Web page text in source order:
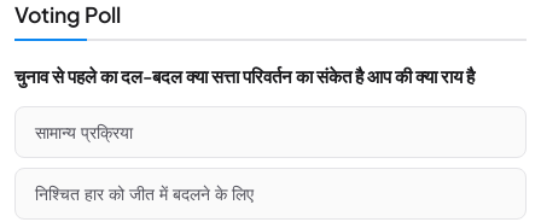
Voting Poll
चुनाव से पहले का दल-बदल क्या सत्ता परिवर्तन का संकेत है आप की क्या राय है
सामान्य प्रक्रिया
निश्चित हार को जीत में बदलने के लिए